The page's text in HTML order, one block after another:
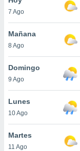
en
más
nuestra
de
7 Ago
Mañana
8 Ago
Domingo
9 Ago
Lunes
10 Ago
Martes
11 Ago